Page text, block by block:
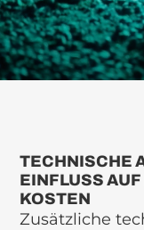
TECHNISCHE
EINFLUSS
KOSTEN
Zusätzliche